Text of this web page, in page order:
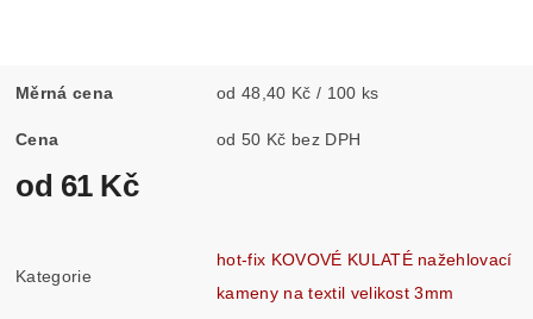
Měrná cena od 48,40 Kč / 100 ks
Cena od 50 Kč bez DPH
od 61 Kč
Kategorie
hot-fix KOVOVÉ KULATÉ nažehlovací
kameny na textil velikost 3mm